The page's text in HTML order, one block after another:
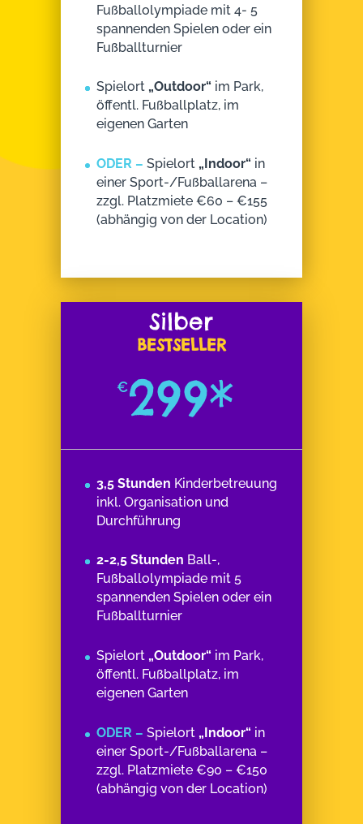
Fußballolympiade mit 4- 5
spannenden Spielen oder ein
Fußballturnier
Spielort „Outdoor“ im Park,
öffentl. Fußballplatz, im
eigenen Garten
ODER – Spielort „Indoor“ in
einer Sport-/Fußballarena –
zzgl. Platzmiete €60 – €155
(abhängig von der Location)
Silber
BESTSELLER
€299*
3,5 Stunden Kinderbetreuung
inkl. Organisation und
Durchführung
2-2,5 Stunden Ball-,
Fußballolympiade mit 5
spannenden Spielen oder ein
Fußballturnier
Spielort „Outdoor“ im Park,
öffentl. Fußballplatz, im
eigenen Garten
ODER –Spielort „Indoor“ in
einer Sport-/Fußballarena –
zzgl. Platzmiete €90 – €150
(abhängig von der Location)